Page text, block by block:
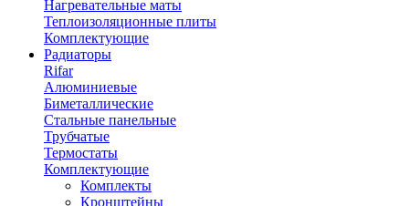
Нагревательные маты
Теплоизоляционные плиты
Комплектующие
Радиаторы
Rifar
Алюминиевые
Биметаллические
Стальные панельные
Трубчатые
Термостаты
Комплектующие
Комплекты
Кронштейны